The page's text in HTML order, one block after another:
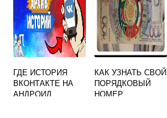
ГДЕ ИСТОРИЯ
ВКОНТАКТЕ НА
АНДРОИД
КАК УЗНАТЬ СВОЙ
ПОРЯДКОВЫЙ
НОМЕР